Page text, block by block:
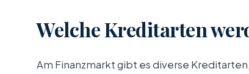
Welche Kreditarten
Am Finanzmarkt gibt es diverse